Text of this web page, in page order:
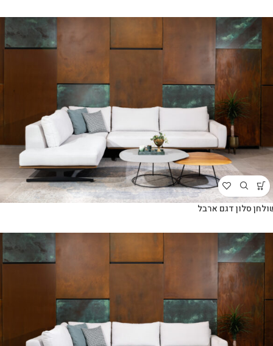
סלון דגם ארבל